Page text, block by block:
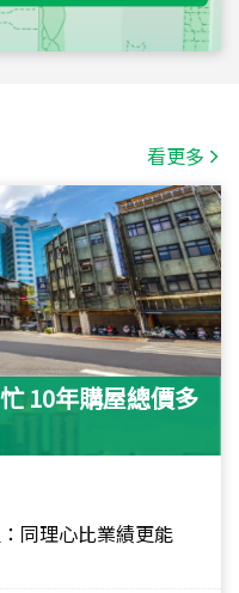
看更多
10年購屋總價多
同理心比業績更能